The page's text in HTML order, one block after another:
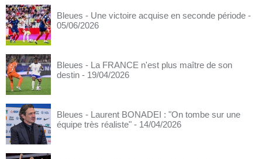
Bleues - Une victoire acquise en seconde période -
05/06/2026
Bleues - La FRANCE n'est plus maître de son
destin - 19/04/2026
Bleues - Laurent BONADEI : "On tombe sur une
équipe très réaliste" - 14/04/2026